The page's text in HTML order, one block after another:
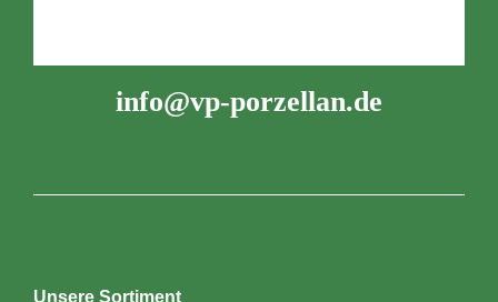
info@vp-porzellan.de
Unsere Sortiment